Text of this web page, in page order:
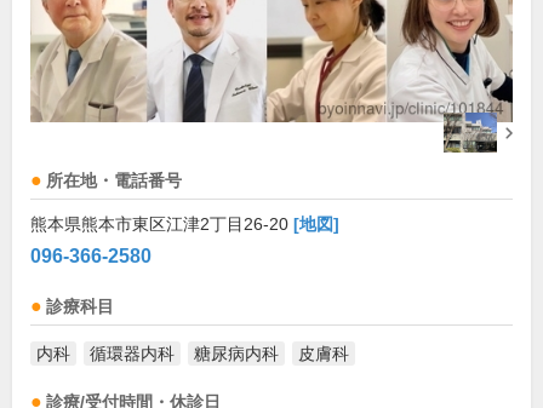
所在地・電話番号
熊本県熊本市東区江津2丁目26-20 [地図]
096-366-2580
診療科目
内科 循環器内科 糖尿病内科 皮膚科
診療/受付時間・休診日